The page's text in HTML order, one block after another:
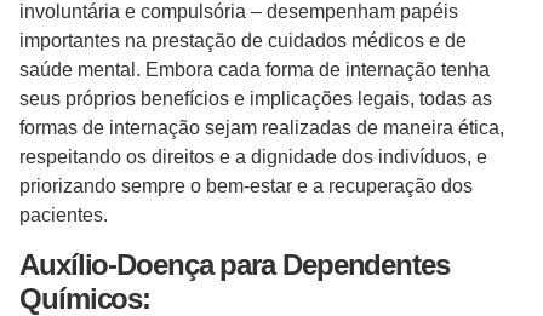
involuntária e compulsória – desempenham papéis
importantes na prestação de cuidados médicos e de
saúde mental. Embora cada forma de internação tenha
seus próprios benefícios e implicações legais, todas as
formas de internação sejam realizadas de maneira ética,
respeitando os direitos e a dignidade dos indivíduos, e
priorizando sempre o bem-estar e a recuperação dos
pacientes.
Auxílio-Doença para Dependentes
Químicos: